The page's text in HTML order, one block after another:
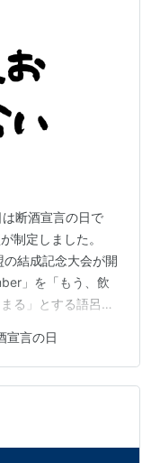
断酒宣言の日で
制定しました。
結成記念大会が開
」を「もう、飲
る」とする語呂合
るなどの活動を行
だ」、「ん」、
いをやっていきま
任すべき」と言わ
宣言の日